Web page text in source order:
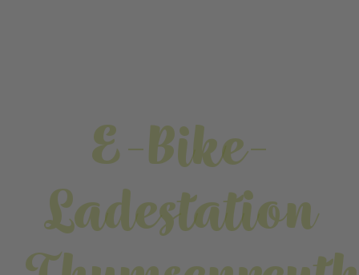
E-Bike-
Ladestation